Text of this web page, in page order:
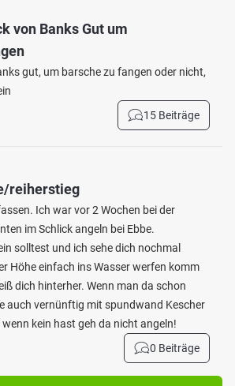
von Banks Gut um
gut, um barsche zu fangen oder nicht,
15 Beiträge
reiherstieg
Ich war vor 2 Wochen bei der
im Schlick angeln bei Ebbe.
solltest und ich sehe dich nochmal
Höhe einfach ins Wasser werfen komm
dich hinterher. Wenn man da schon
auch vernünftig mit spundwand Kescher
kein hast geh da nicht angeln!
0 Beiträge